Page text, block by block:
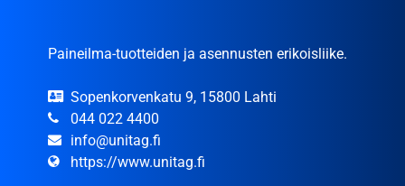
Paineilma-tuotteiden ja asennusten erikoisliike.
Sopenkorvenkatu 9, 15800 Lahti
044 022 4400
info@unitag.fi
https://www.unitag.fi